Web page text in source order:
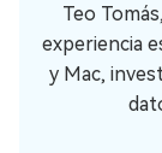
Teo
experiencia
y Mac,